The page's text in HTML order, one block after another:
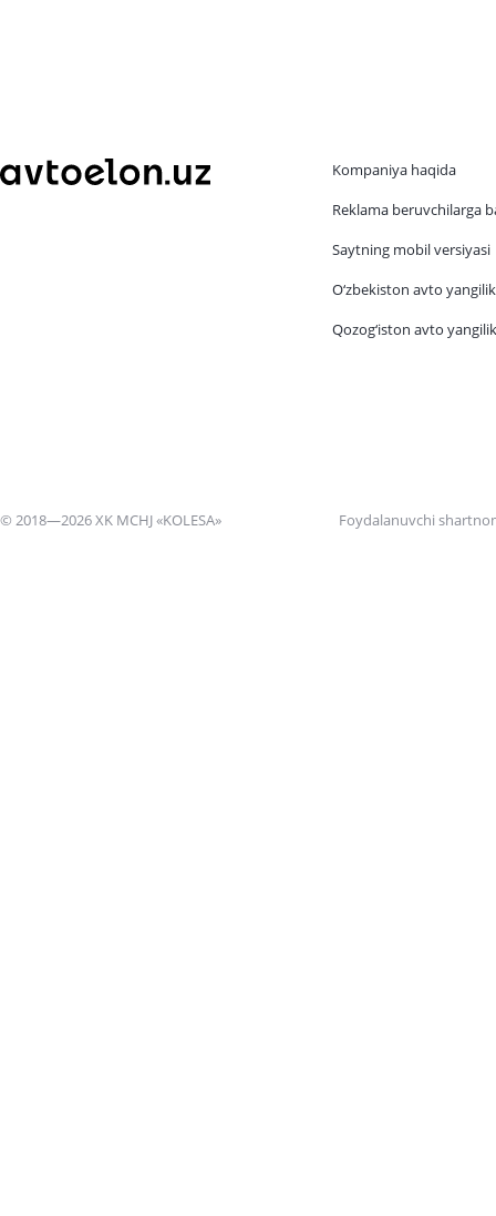
Kompaniya haqida
Reklama beruvchilarga
Saytning mobil versiyasi
O‘zbekiston avto
Qozog‘iston avto
© 2018—2026 XK MCHJ «KOLESA» Foydalanuvchi